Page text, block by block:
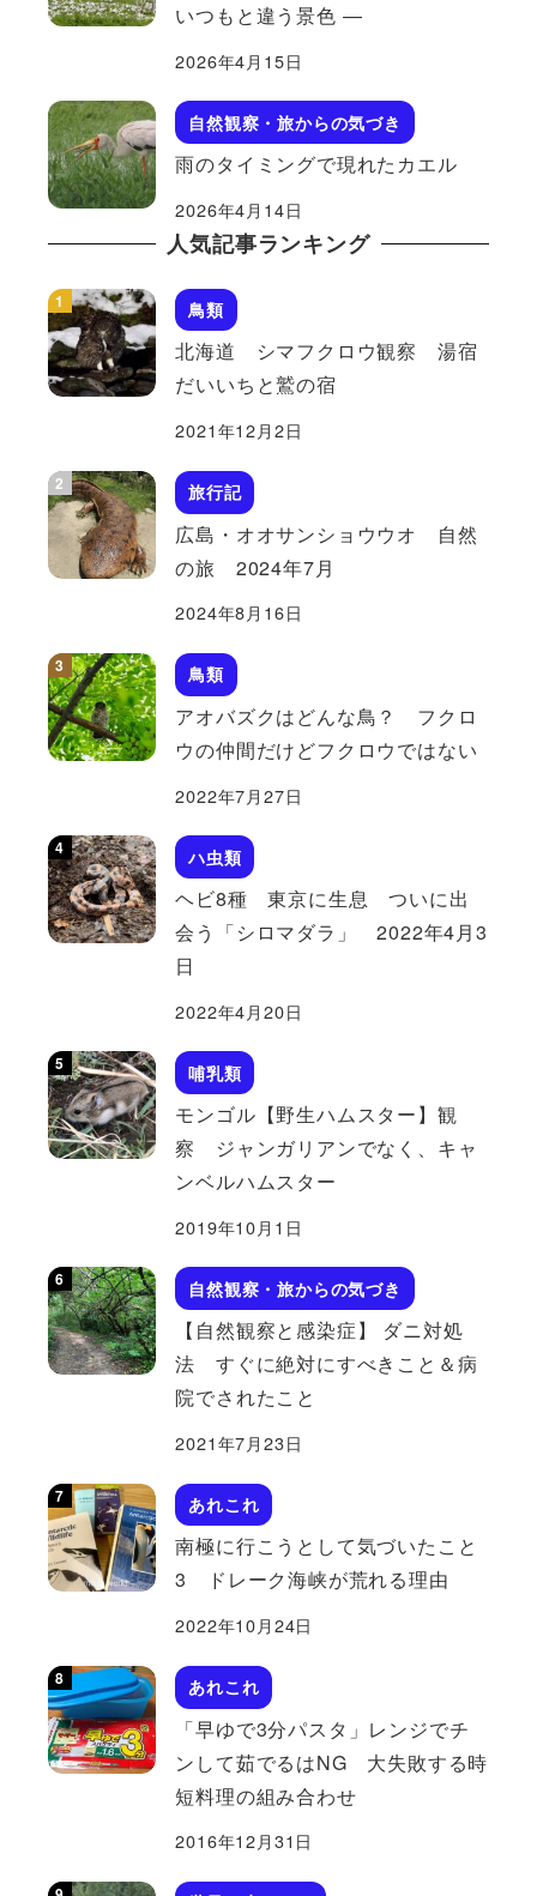
いつもと違う景色 ―
2026年4月15日
自然観察・旅からの気づき
雨のタイミングで現れたカエル
2026年4月14日
人気記事ランキング
鳥類
北海道 シマフクロウ観察 湯宿
だいいちと鷲の宿
2021年12月2日
旅行記
広島・オオサンショウウオ 自然
の旅 2024年7月
2024年8月16日
鳥類
アオバズクはどんな鳥？ フクロ
ウの仲間だけどフクロウではない
2022年7月27日
ハ虫類
ヘビ8種 東京に生息 ついに出
会う「シロマダラ」 2022年4月3
日
2022年4月20日
哺乳類
モンゴル【野生ハムスター】観
察 ジャンガリアンでなく、キャ
ンベルハムスター
2019年10月1日
自然観察・旅からの気づき
【自然観察と感染症】 ダニ対処
法 すぐに絶対にすべきこと＆病
院でされたこと
2021年7月23日
あれこれ
南極に行こうとして気づいたこと
3 ドレーク海峡が荒れる理由
2022年10月24日
あれこれ
「早ゆで3分パスタ」レンジでチ
ンして茹でるはNG 大失敗する時
短料理の組み合わせ
2016年12月31日